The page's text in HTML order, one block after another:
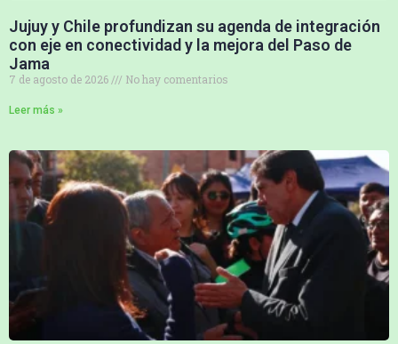
Jujuy y Chile profundizan su agenda de integración
con eje en conectividad y la mejora del Paso de
Jama
7 de agosto de 2026 No hay comentarios
Leer más »